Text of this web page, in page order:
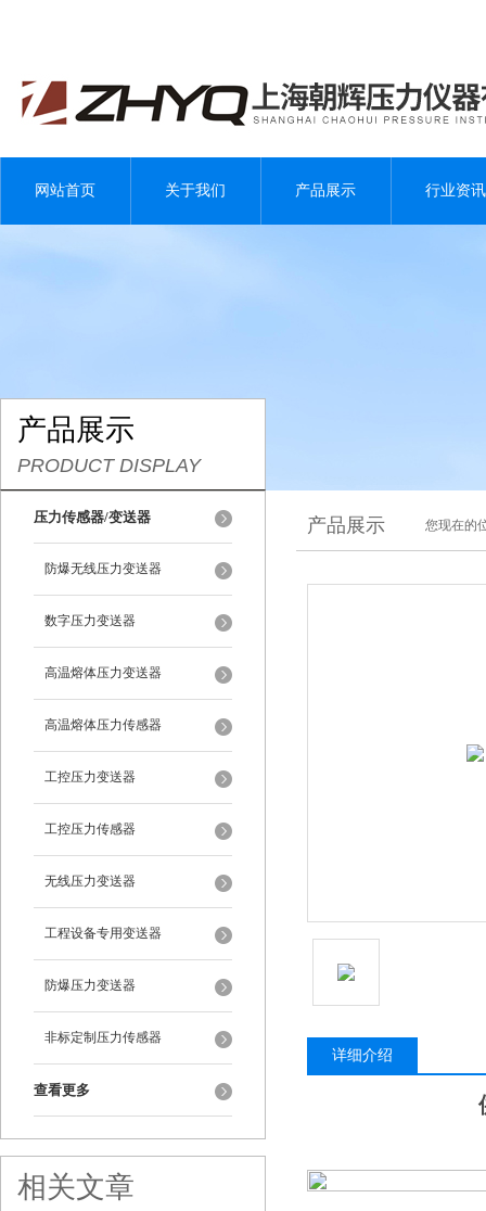
网站首页 关于我们 产品展示 行业资讯
产品展示
PRODUCT DISPLAY
压力传感器/变送器
防爆无线压力变送器
数字压力变送器
高温熔体压力变送器
高温熔体压力传感器
工控压力变送器
工控压力传感器
无线压力变送器
工程设备专用变送器
防爆压力变送器
非标定制压力传感器
查看更多
相关文章
产品展示 您现在的
详细介绍